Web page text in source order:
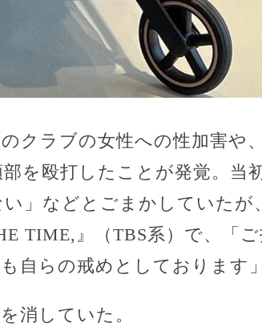
クラブの女性への性加害や
を殴打したことが発覚。当
」などとごまかしていたが
TIME,』（TBS系）で、「
自らの戒めとしております
消していた。